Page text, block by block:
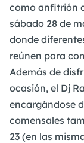
como anfitrión
sábado 28 de
donde
reúnen para
Además de
ocasión, el Dj
encargándose
comensales
23 (en las